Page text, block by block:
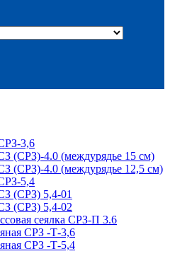
3,6
(СРЗ)-4.0 (междурядье 15 см)
(СРЗ)-4.0 (междурядье 12,5 см)
5,4
(СРЗ) 5,4-01
(СРЗ) 5,4-02
сеялка СРЗ-П 3.6
СРЗ -Т-3,6
СРЗ -Т-5,4